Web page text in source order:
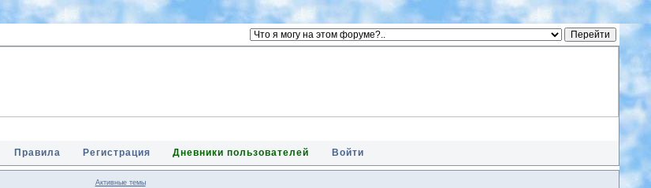
Правила Регистрация Дневники пользователей Войти
Активные темы